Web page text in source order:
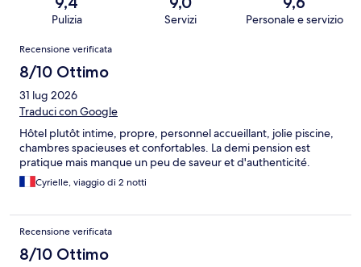
Pulizia Servizi Personale e servizio
Recensioni
Recensione verificata
8/10 Ottimo
31 lug 2026
Traduci con Google
Hôtel plutôt intime, propre, personnel accueillant, jolie piscine,
chambres spacieuses et confortables. La demi pension est
pratique mais manque un peu de saveur et d'authenticité.
Cyrielle, viaggio di 2 notti
Recensione verificata
8/10 Ottimo